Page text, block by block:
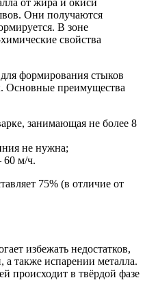
Они получаются
В зоне
свойства
формирования стыков
Основные преимущества
занимающая не более 8
не нужна;
60 м/ч.
75% (в отличие от
избежать недостатков,
также испарении металла.
происходит в твёрдой фазе